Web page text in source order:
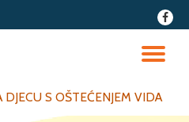
fa-
DJECU S OŠTEĆENJEM VIDA